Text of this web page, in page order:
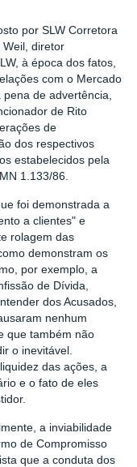
por SLW Corretora
Weil, diretor
à época dos fatos,
com o Mercado
de advertência,
de Rito
de
dos respectivos
estabelecidos pela
1.133/86.
foi demonstrada a
a clientes" e
rolagem das
demonstram os
por exemplo, a
de Dívida,
dos Acusados,
nenhum
que também não
o inevitável.
das ações, a
e o fato de eles
a inviabilidade
de Compromisso
que a conduta dos